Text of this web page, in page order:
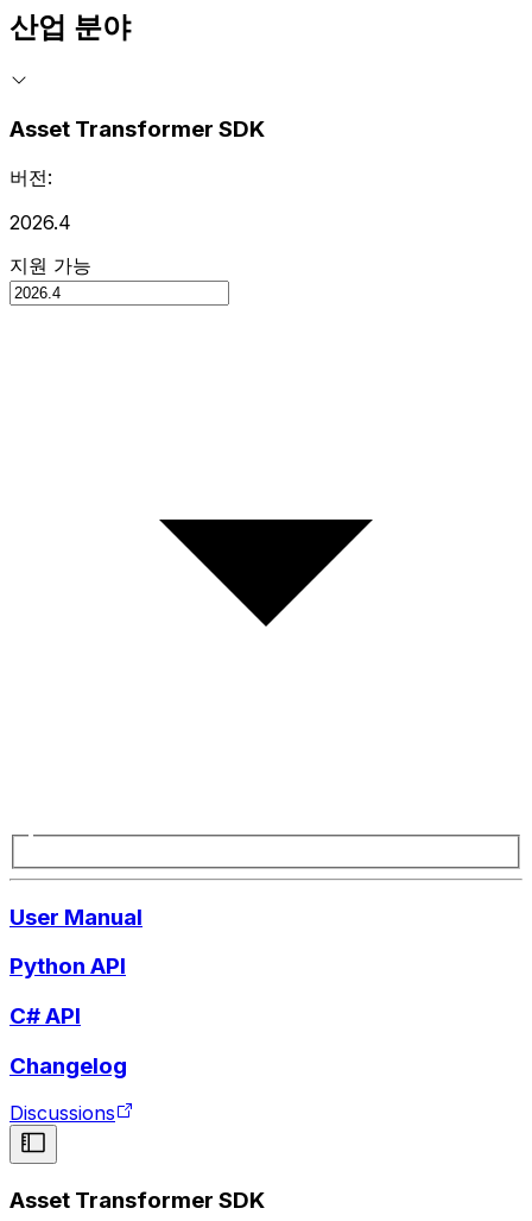
산업 분야
Asset Transformer SDK
버전:
2026.4
지원 가능
User Manual
Python API
C# API
Changelog
Discussions
Asset Transformer SDK